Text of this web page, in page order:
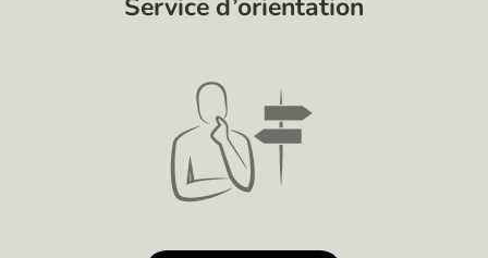
Service d’orientation